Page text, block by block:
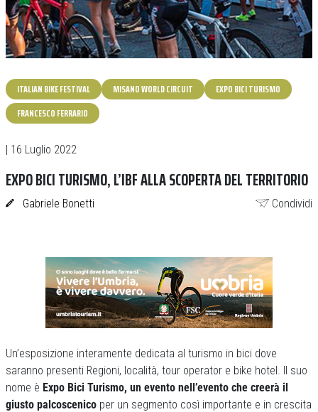
ITALIAN BIKE FESTIVAL MISANO WORLD CIRCUIT
EXPO BICI TURISMO
FRANCESCO FERRARIO
| 16 Luglio 2022
EXPO BICI TURISMO, L’IBF ALLA SCOPERTA DEL TERRITORIO
Gabriele Bonetti Condividi
Un’esposizione interamente dedicata al turismo in bici dove
saranno presenti Regioni, località, tour operator e bike hotel. Il suo
nome è Expo Bici Turismo, un evento nell’evento che creerà il
giusto palcoscenico per un segmento così importante e in crescita